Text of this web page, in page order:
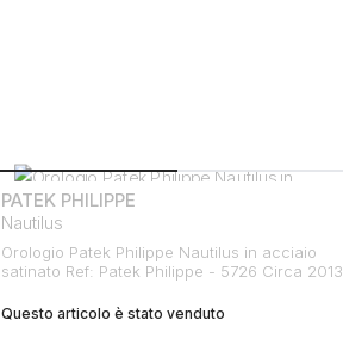
PATEK PHILIPPE
Nautilus
Orologio Patek Philippe Nautilus in acciaio
satinato Ref: Patek Philippe - 5726 Circa 2013
Questo articolo è stato venduto